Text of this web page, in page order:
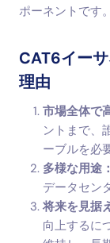
ポーネントです。
CAT6イー
理由
市場全体で
ントまで、
ーブルを必
多様な用途：
データセン
将来を見据
向上するに